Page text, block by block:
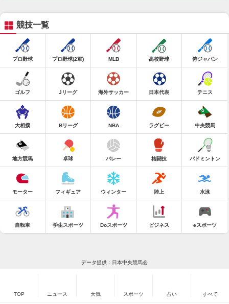
競技一覧
プロ野球 プロ野球(2軍) MLB 高校野球 侍ジャパン
ゴルフ Jリーグ 海外サッカー 日本代表 テニス
大相撲 Bリーグ NBA ラグビー 中央競馬
地方競馬 卓球 バレー 格闘技 バドミントン
モーター フィギュア ウィンター 陸上 水泳
自転車 学生スポーツ Doスポーツ ビジネス eスポーツ
データ提供：日本中央競馬会
TOP ニュース 天気 スポーツ 占い すべて